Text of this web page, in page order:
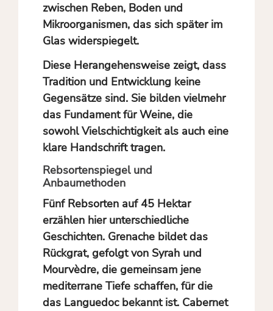
zwischen Reben, Boden und
Mikroorganismen, das sich später im
Glas widerspiegelt.
Diese Herangehensweise zeigt, dass
Tradition und Entwicklung keine
Gegensätze sind. Sie bilden vielmehr
das Fundament für Weine, die
sowohl Vielschichtigkeit als auch eine
klare Handschrift tragen.
Rebsortenspiegel und
Anbaumethoden
Fünf Rebsorten auf 45 Hektar
erzählen hier unterschiedliche
Geschichten. Grenache bildet das
Rückgrat, gefolgt von Syrah und
Mourvèdre, die gemeinsam jene
mediterrane Tiefe schaffen, für die
das Languedoc bekannt ist. Cabernet